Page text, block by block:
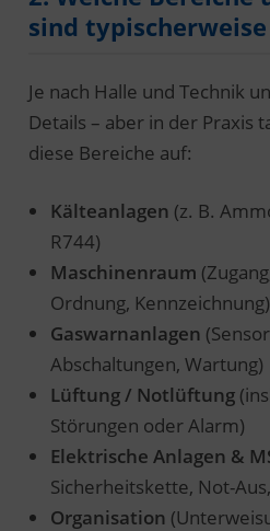
sind
Je nach Halle und Technik
Details – aber in der Praxis
diese Bereiche auf:
Kälteanlagen (z. B.
R744)
Maschinenraum
Ordnung, Kennzeichnung)
Gaswarnanlagen
Abschaltungen, Wartung)
Lüftung / Notlüftung
Störungen oder Alarm)
Elektrische Anlagen &
Sicherheitskette, Not-
Organisation